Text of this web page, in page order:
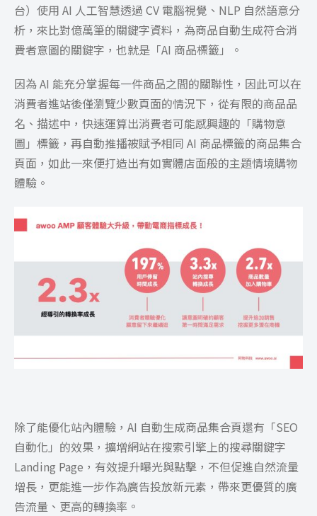
台）使用 AI 人工智慧透過 CV 電腦視覺、NLP 自然語意分
析，來比對億萬筆的關鍵字資料，為商品自動生成符合消
費者意圖的關鍵字，也就是「AI 商品標籤」。
因為 AI 能充分掌握每一件商品之間的關聯性，因此可以在
消費者進站後僅瀏覽少數頁面的情況下，從有限的商品品
名、描述中，快速運算出消費者可能感興趣的「購物意
圖」標籤，再自動推播被賦予相同 AI 商品標籤的商品集合
頁面，如此一來便打造出有如實體店面般的主題情境購物
體驗。
除了能優化站內體驗，AI 自動生成商品集合頁還有「SEO
自動化」的效果，擴增網站在搜索引擎上的搜尋關鍵字
Landing Page，有效提升曝光與點擊，不但促進自然流量
增長，更能進一步作為廣告投放新元素，帶來更優質的廣
告流量、更高的轉換率。